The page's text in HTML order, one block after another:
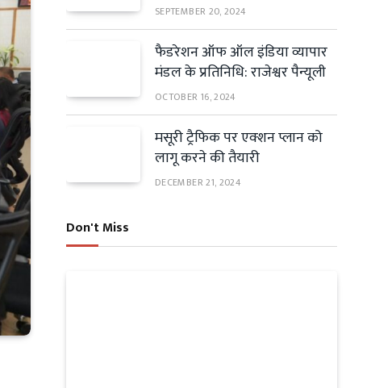
SEPTEMBER 20, 2024
फैडरेशन ऑफ ऑल इंडिया व्यापार
मंडल के प्रतिनिधि: राजेश्वर पैन्यूली
OCTOBER 16, 2024
मसूरी ट्रैफिक पर एक्शन प्लान को
लागू करने की तैयारी
DECEMBER 21, 2024
Don't Miss